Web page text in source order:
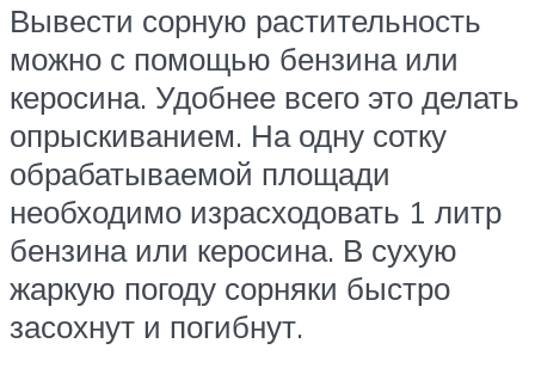
Вывести сорную растительность
можно с помощью бензина или
керосина. Удобнее всего это делать
опрыскиванием. На одну сотку
обрабатываемой площади
необходимо израсходовать 1 литр
бензина или керосина. В сухую
жаркую погоду сорняки быстро
засохнут и погибнут.